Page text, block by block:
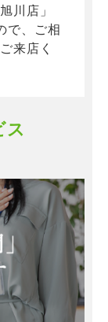
川店」
で、ご相
来店く
ス